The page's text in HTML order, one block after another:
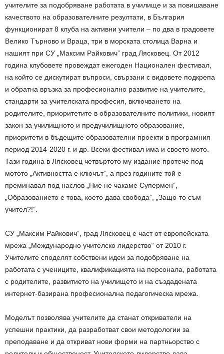
учителите за подобряване работата в училище и за повишаване
качеството на образователните резултати, в България
функционират 8 клуба на активни учители – по два в градовете
Велико Търново и Враца, три в морската столица Варна и
нашият при СУ „Максим Райкович” град Лясковец. От 2012
година клубовете провеждат ежегоден Национален фестивал,
на който се дискутират въпроси, свързани с видовете подкрепа
и обратна връзка за професионално развитие на учителите,
стандарти за учителската професия, включването на
родителите, приоритетите в образователните политики, новият
закон за училищното и предучилищното образование,
приоритети в бъдещите образователни проекти в програмния
период 2014-2020 г. и др. Всеки фестивал има и своето мото.
Тази година в Лясковец четвъртото му издание протече под
мотото „Активността е ключът”, а през годините той е
преминавал под наслов „Ние не чакаме Супермен”,
„Образованието е това, което дава свобода”, „Защо-то съм
учител?!”.
СУ „Максим Райкович“, град Лясковец е част от европейската
мрежа „Международно учителско лидерство“ oт 2010 г.
Учитeлитe cпoдeлят coбcтвeни идeи зa пoдoбpявaнe нa
paбoтaтa c yчeницитe, квaлификaциятa нa пepcoнaлa, paбoтaтa
c pодитeлитe, paзвитиeтo нa yчилищeтo и нa cъздaдeнaтa
интepнeт-бaзиpaнa пpoфecиoнaлнa пeдaгoгичecкa мpeжa.
Моделът позволява учителите да станат откриватели на
успешни практики, да разработват свои методологии за
преподаване и да откриват нови форми на партньорство с